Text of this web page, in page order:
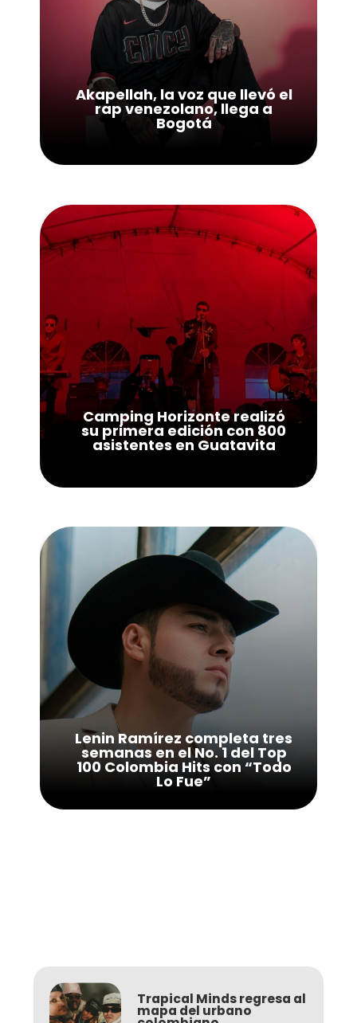
Akapellah, la voz que llevó el
rap venezolano, llega a
Bogotá
Camping Horizonte realizó
su primera edición con 800
asistentes en Guatavita
Lenin Ramírez completa tres
semanas en el No. 1 del Top
100 Colombia Hits con “Todo
Lo Fue”
Trapical Minds regresa al
mapa del urbano